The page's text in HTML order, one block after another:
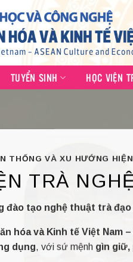
TUYỂN SINH HỌC VIỆN
THỐNG VÀ XU HƯỚNG
TRÀ
đào tạo nghệ thuật trà
hóa và Kinh tế Việt Nam –
dụng, với sứ mệnh gìn giữ,